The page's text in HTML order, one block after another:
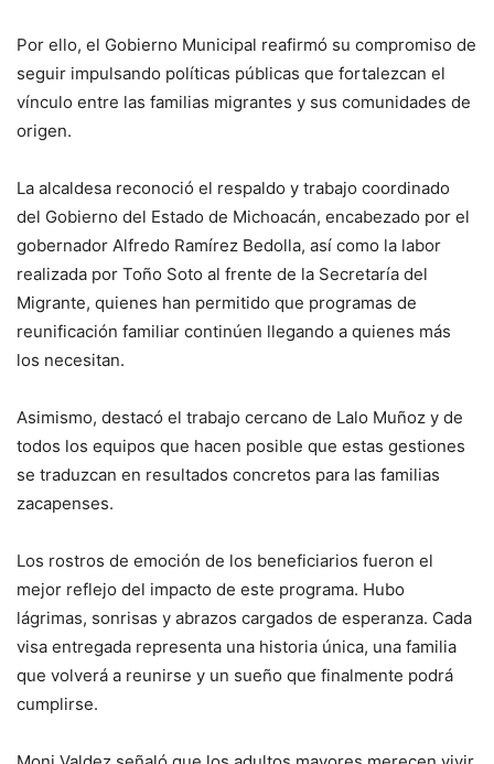
Por ello, el Gobierno Municipal reafirmó su compromiso de
seguir impulsando políticas públicas que fortalezcan el
vínculo entre las familias migrantes y sus comunidades de
origen.
La alcaldesa reconoció el respaldo y trabajo coordinado
del Gobierno del Estado de Michoacán, encabezado por el
gobernador Alfredo Ramírez Bedolla, así como la labor
realizada por Toño Soto al frente de la Secretaría del
Migrante, quienes han permitido que programas de
reunificación familiar continúen llegando a quienes más
los necesitan.
Asimismo, destacó el trabajo cercano de Lalo Muñoz y de
todos los equipos que hacen posible que estas gestiones
se traduzcan en resultados concretos para las familias
zacapenses.
Los rostros de emoción de los beneficiarios fueron el
mejor reflejo del impacto de este programa. Hubo
lágrimas, sonrisas y abrazos cargados de esperanza. Cada
visa entregada representa una historia única, una familia
que volverá a reunirse y un sueño que finalmente podrá
cumplirse.